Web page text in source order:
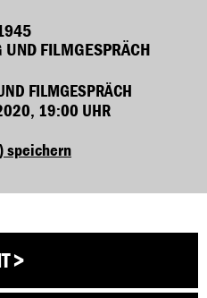
FILMGESPRÄCH
FILMGESPRÄCH
19:00 UHR
speichern
>